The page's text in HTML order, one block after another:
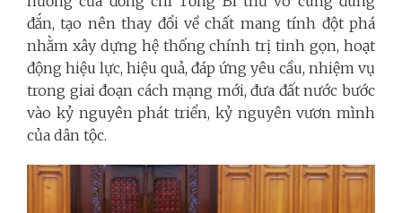
đắn, tạo nên thay đổi về chất mang tính đột phá
nhằm xây dựng hệ thống chính trị tinh gọn, hoạt
động hiệu lực, hiệu quả, đáp ứng yêu cầu, nhiệm vụ
trong giai đoạn cách mạng mới, đưa đất nước bước
vào kỷ nguyên phát triển, kỷ nguyên vươn mình
của dân tộc.